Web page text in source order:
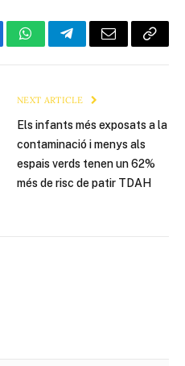
WhatsAppTelegramEmail Copy
NEXT ARTICLE
Els infants més exposats a la
contaminació i menys als
espais verds tenen un 62%
més de risc de patir TDAH